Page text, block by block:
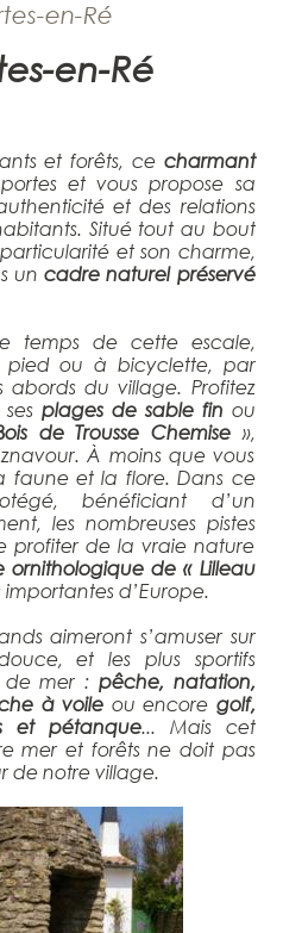
en-Ré
en-Ré
et forêts, ce charmant
et vous propose sa
et des relations
Situé tout au bout
et son charme,
uncadre naturel préservé
temps de cette escale,
pied ou à bicyclette, par
du village. Profitez
plages de sable fin ou
de Trousse Chemise»,
À moins que vous
faune et la flore. Dans ce
bénéficiant d’un
les nombreuses pistes
profiter de la vraie nature
ornithologique de « Lilleau
importantes d’Europe.
aimeront s’amuser sur
et les plus sportifs
de mer : pêche, natation,
à voile ou encore golf,
et pétanque... Mais cet
mer et forêts ne doit pas
de notre village.